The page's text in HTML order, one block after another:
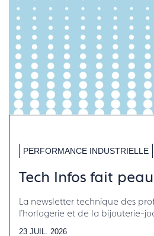
PERFORMANCE INDUSTRIELLE
Tech Infos fait
La newsletter technique des
l'horlogerie et de la bijouterie-
23 JUIL. 2026